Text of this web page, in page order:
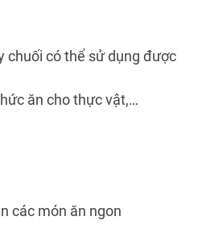
chuối có thể sử dụng được
ăn cho thực vật,…
các món ăn ngon